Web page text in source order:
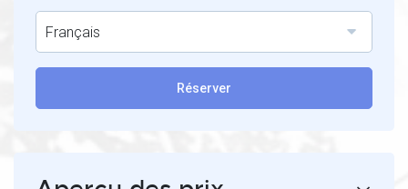
Français
Réserver